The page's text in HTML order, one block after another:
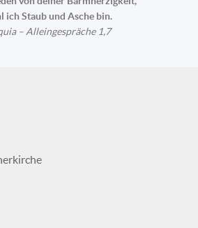
ich Staub und Asche bin.
– Alleingespräche 1,7